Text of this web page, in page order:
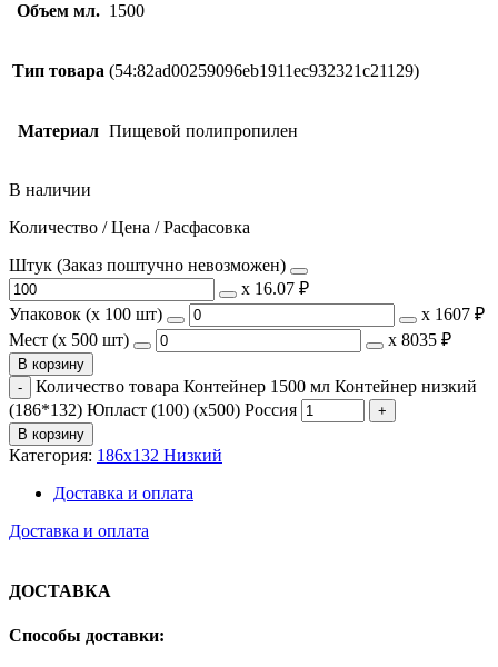
Объем мл. 1500
Тип товара (54:82ad00259096eb1911ec932321c21129)
Материал Пищевой полипропилен
В наличии
Количество / Цена / Расфасовка
Штук (Заказ поштучно невозможен)
х 16.07 ₽
Упаковок (x 100 шт)
х 1607 ₽
Мест (x 500 шт)
х 8035 ₽
В корзину
Количество товара Контейнер 1500 мл Контейнер низкий
(186*132) Юпласт (100) (х500) Россия
В корзину
Категория: 186х132 Низкий
Доставка и оплата
Доставка и оплата
ДОСТАВКА
Способы доставки: